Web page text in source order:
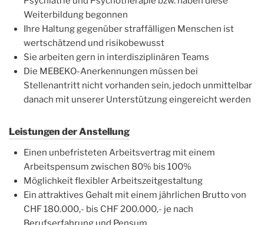
Weiterbildung begonnen
Ihre Haltung gegenüber straffälligen Menschen ist
wertschätzend und risikobewusst
Sie arbeiten gern in interdisziplinären Teams
Die MEBEKO-Anerkennungen müssen bei
Stellenantritt nicht vorhanden sein, jedoch unmittelbar
danach mit unserer Unterstützung eingereicht werden
Leistungen der Anstellung
Einen unbefristeten Arbeitsvertrag mit einem
Arbeitspensum zwischen 80% bis 100%
Möglichkeit flexibler Arbeitszeitgestaltung
Ein attraktives Gehalt mit einem jährlichen Brutto von
CHF 180.000,- bis CHF 200.000,- je nach